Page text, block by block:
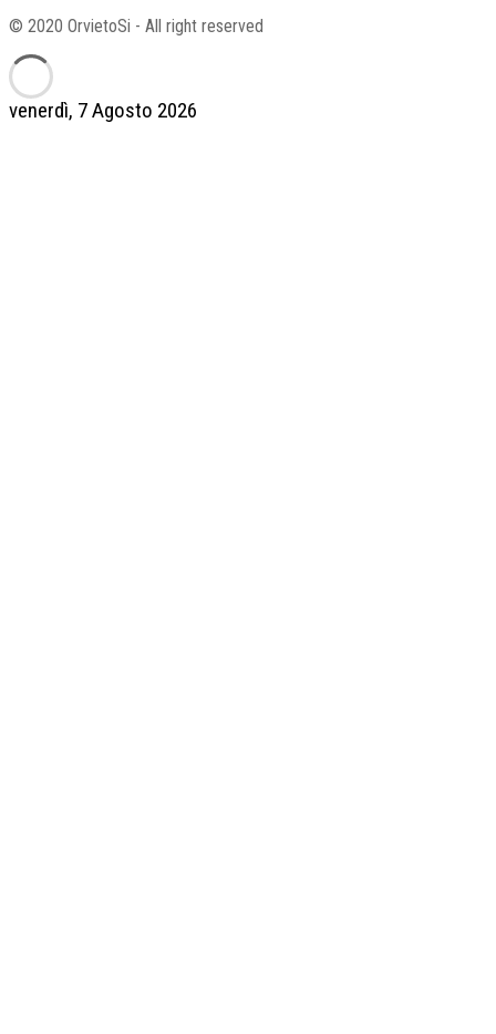
venerdì, 7 Agosto 2026
© 2020 OrvietoSi - All right reserved